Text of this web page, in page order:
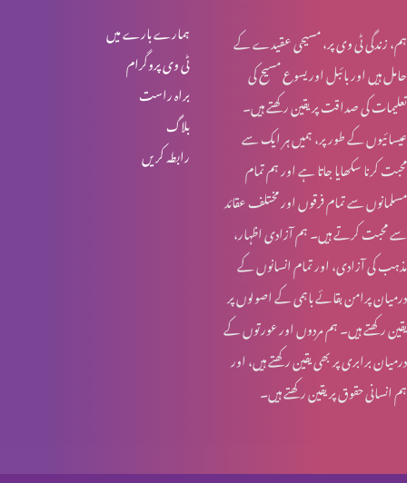
یسوع – ہماری زندہ امید
تجسمِ نورِ جہاں
ایمانویل: خدا ہمارے ساتھ
عیدِ میلادِ مسیح: مبارکباد
ہمارے بارے میں
ٹی وی پروگرام
براہ راست
بلاگ
رابطہ کریں
ہم، زندگی ٹی وی پر، مسیحی عقیدے کے
حامل ہیں اور بائبل اور یسوع مسیح کی
تعلیمات کی صداقت پر یقین رکھتے ہیں۔
عیسائیوں کے طور پر، ہمیں ہر ایک سے
محبت کرنا سکھایا جاتا ہے اور ہم تمام
مسلمانوں سے تمام فرقوں اور مختلف عقائد
سے محبت کرتے ہیں۔ ہم آزادی اظہار،
مذہب کی آزادی، اور تمام انسانوں کے
درمیان پرامن بقائے باہمی کے اصولوں پر
یقین رکھتے ہیں۔ ہم مردوں اور عورتوں کے
درمیان برابری پر بھی یقین رکھتے ہیں، اور
ہم انسانی حقوق پر یقین رکھتے ہیں۔